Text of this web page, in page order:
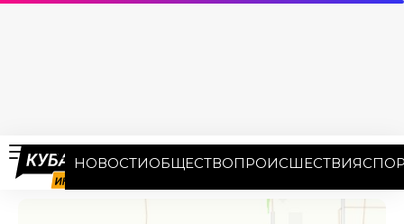
НОВОСТИОБЩЕСТВОПРОИСШЕСТВИЯ